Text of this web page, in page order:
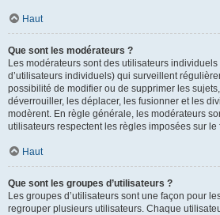
Haut
Que sont les modérateurs ?
Les modérateurs sont des utilisateurs
d’utilisateurs individuels) qui surveillent
possibilité de modifier ou de supprimer les
déverrouiller, les déplacer, les fusionner et les
modèrent. En règle générale, les modérateurs
utilisateurs respectent les règles imposées sur le
Haut
Que sont les groupes d’utilisateurs ?
Les groupes d’utilisateurs sont une façon pour
regrouper plusieurs utilisateurs. Chaque